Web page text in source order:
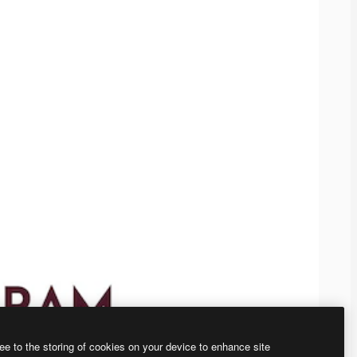
to the storing of cookies on your device to enhance site